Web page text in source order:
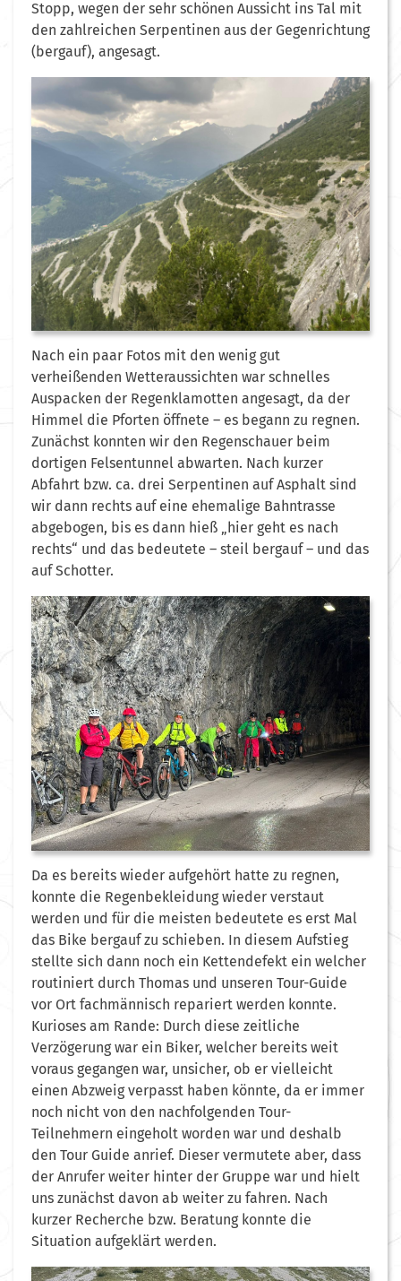
Stopp, wegen der sehr schönen Aussicht ins Tal mit
den zahlreichen Serpentinen aus der Gegenrichtung
(bergauf), angesagt.
Nach ein paar Fotos mit den wenig gut
verheißenden Wetteraussichten war schnelles
Auspacken der Regenklamotten angesagt, da der
Himmel die Pforten öffnete – es begann zu regnen.
Zunächst konnten wir den Regenschauer beim
dortigen Felsentunnel abwarten. Nach kurzer
Abfahrt bzw. ca. drei Serpentinen auf Asphalt sind
wir dann rechts auf eine ehemalige Bahntrasse
abgebogen, bis es dann hieß „hier geht es nach
rechts“ und das bedeutete – steil bergauf – und das
auf Schotter.
Da es bereits wieder aufgehört hatte zu regnen,
konnte die Regenbekleidung wieder verstaut
werden und für die meisten bedeutete es erst Mal
das Bike bergauf zu schieben. In diesem Aufstieg
stellte sich dann noch ein Kettendefekt ein welcher
routiniert durch Thomas und unseren Tour-Guide
vor Ort fachmännisch repariert werden konnte.
Kurioses am Rande: Durch diese zeitliche
Verzögerung war ein Biker, welcher bereits weit
voraus gegangen war, unsicher, ob er vielleicht
einen Abzweig verpasst haben könnte, da er immer
noch nicht von den nachfolgenden Tour-
Teilnehmern eingeholt worden war und deshalb
den Tour Guide anrief. Dieser vermutete aber, dass
der Anrufer weiter hinter der Gruppe war und hielt
uns zunächst davon ab weiter zu fahren. Nach
kurzer Recherche bzw. Beratung konnte die
Situation aufgeklärt werden.